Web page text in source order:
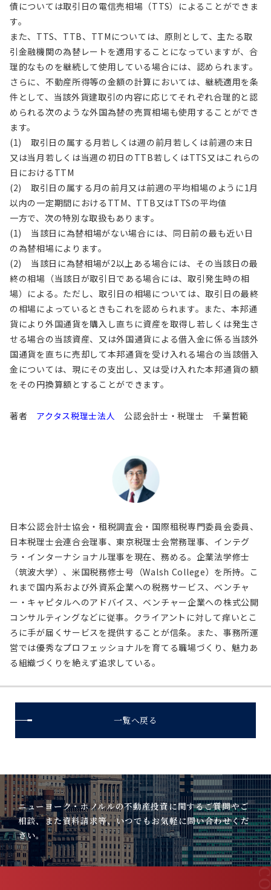
債については取引日の電信売相場（TTS）によることができま
す。
また、TTS、TTB、TTMについては、原則として、主たる取
引金融機関の為替レートを適用することになっていますが、合
理的なものを継続して使用している場合には、認められます。
さらに、不動産所得等の金額の計算においては、継続適用を条
件として、当該外貨建取引の内容に応じてそれぞれ合理的と認
められる次のような外国為替の売買相場も使用することができ
ます。
(1) 取引日の属する月若しくは週の前月若しくは前週の末日
又は当月若しくは当週の初日のTTB若しくはTTS又はこれらの
日におけるTTM
(2) 取引日の属する月の前月又は前週の平均相場のように1月
以内の一定期間におけるTTM、TTB又はTTSの平均値
一方で、次の特別な取扱もあります。
(1) 当該日に為替相場がない場合には、同日前の最も近い日
の為替相場によります。
(2) 当該日に為替相場が2以上ある場合には、その当該日の最
終の相場（当該日が取引日である場合には、取引発生時の相
場）による。ただし、取引日の相場については、取引日の最終
の相場によっているときもこれを認められます。また、本邦通
貨により外国通貨を購入し直ちに資産を取得し若しくは発生さ
せる場合の当該資産、又は外国通貨による借入金に係る当該外
国通貨を直ちに売却して本邦通貨を受け入れる場合の当該借入
金については、現にその支出し、又は受け入れた本邦通貨の額
をその円換算額とすることができます。
著者 アクタス税理士法人 公認会計士・税理士 千葉哲範
日本公認会計士協会・租税調査会・国際租税専門委員会委員、
日本税理士会連合会理事、東京税理士会常務理事、インテグ
ラ・インターナショナル理事を現在、務める。企業法学修士
（筑波大学）、米国税務修士号（Walsh College）を所持。こ
れまで国内系および外資系企業への税務サービス、ベンチャ
ー・キャピタルへのアドバイス、ベンチャー企業への株式公開
コンサルティングなどに従事。クライアントに対して痒いとこ
ろに手が届くサービスを提供することが信条。また、事務所運
営では優秀なプロフェッショナルを育てる職場づくり、魅力あ
る組織づくりを絶えず追求している。
一覧へ戻る
ニューヨーク・ホノルルの不動産投資に関するご質問やご
相談、また資料請求等、いつでもお気軽に問い合わせくだ
さい。